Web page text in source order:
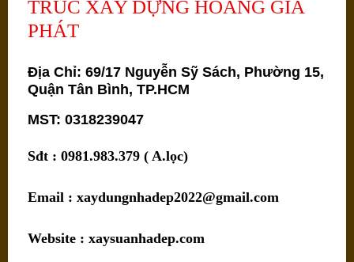
TRÚC XÂY DỰNG HOÀNG GIA
PHÁT
Địa Chỉ: 69/17 Nguyễn Sỹ Sách, Phường 15,
Quận Tân Bình, TP.HCM
MST: 0318239047
Sđt : 0981.983.379 ( A.lọc)
Email : xaydungnhadep2022@gmail.com
Website : xaysuanhadep.com